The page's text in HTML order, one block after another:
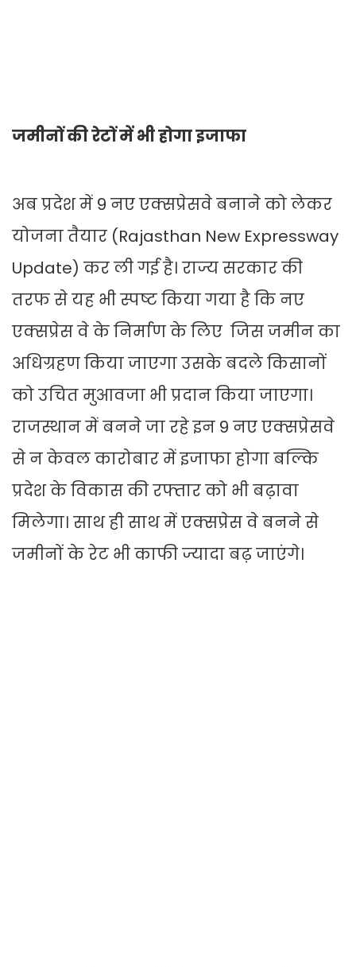
जमीनों की रेटों में भी होगा इजाफा
अब प्रदेश में 9 नए एक्सप्रेसवे बनाने को लेकर
योजना तैयार (Rajasthan New Expressway
Update) कर ली गई है। राज्य सरकार की
तरफ से यह भी स्पष्ट किया गया है कि नए
एक्सप्रेस वे के निर्माण के लिए जिस जमीन का
अधिग्रहण किया जाएगा उसके बदले किसानों
को उचित मुआवजा भी प्रदान किया जाएगा।
राजस्थान में बनने जा रहे इन 9 नए एक्सप्रेसवे
से न केवल कारोबार में इजाफा होगा बल्कि
प्रदेश के विकास की रफ्तार को भी बढ़ावा
मिलेगा। साथ ही साथ में एक्सप्रेस वे बनने से
जमीनों के रेट भी काफी ज्यादा बढ़ जाएंगे।